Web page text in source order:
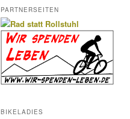
PARTNERSEITEN
BIKELADIES